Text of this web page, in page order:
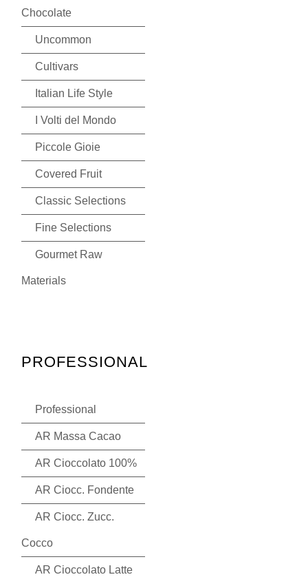
Chocolate
Uncommon
Cultivars
Italian Life Style
I Volti del Mondo
Piccole Gioie
Covered Fruit
Classic Selections
Fine Selections
Gourmet Raw
Materials
PROFESSIONAL
Professional
AR Massa Cacao
AR Cioccolato 100%
AR Ciocc. Fondente
AR Ciocc. Zucc.
Cocco
AR Cioccolato Latte